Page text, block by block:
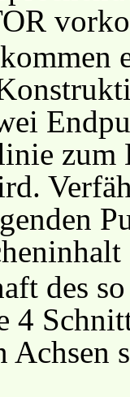
zum
des
4
Achsen